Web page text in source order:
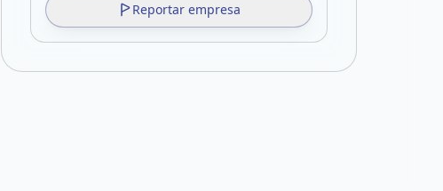
Reportar empresa